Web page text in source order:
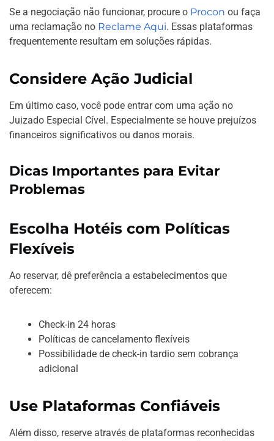
Se a negociação não funcionar, procure o Procon ou faça
uma reclamação no Reclame Aqui. Essas plataformas
frequentemente resultam em soluções rápidas.
Considere Ação Judicial
Em último caso, você pode entrar com uma ação no
Juizado Especial Cível. Especialmente se houve prejuízos
financeiros significativos ou danos morais.
Dicas Importantes para Evitar
Problemas
Escolha Hotéis com Políticas
Flexíveis
Ao reservar, dê preferência a estabelecimentos que
oferecem:
Check-in 24 horas
Políticas de cancelamento flexíveis
Possibilidade de check-in tardio sem cobrança
adicional
Use Plataformas Confiáveis
Além disso, reserve através de plataformas reconhecidas